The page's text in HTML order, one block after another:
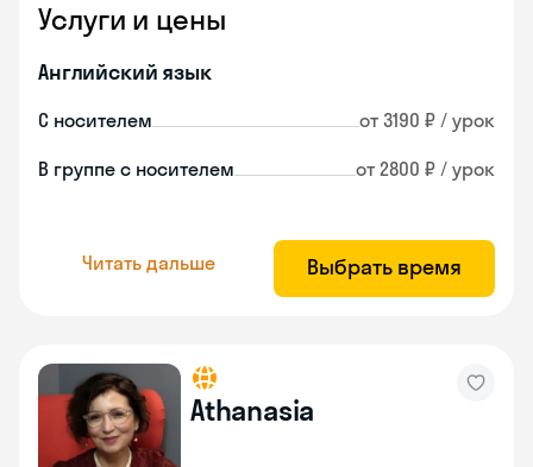
Услуги и цены
Английский язык
С носителем от 3190 ₽ / урок
В группе с носителем от 2800 ₽ / урок
Читать дальше Выбрать время
Athanasia